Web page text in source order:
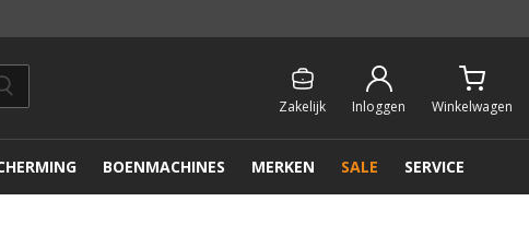
Zakelijk Inloggen Winkelwagen
BOENMACHINES MERKEN SALE SERVICE